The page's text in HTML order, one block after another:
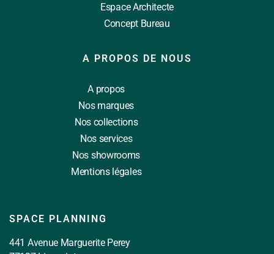
Espace Architecte
Concept Bureau
A PROPOS DE NOUS
A propos
Nos marques
Nos collections
Nos services
Nos showrooms
Mentions légales
SPACE PLANNING
441 Avenue Marguerite Perey